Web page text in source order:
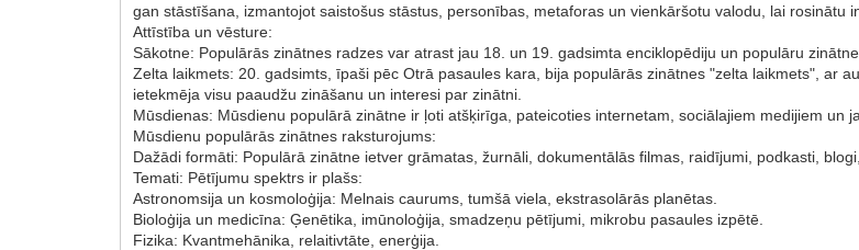
gan stāstīšana, izmantojot saistošus stāstus, personības, metaforas un vienkāršotu valodu, lai rosinātu
Attīstība un vēsture:
Sākotne: Populārās zinātnes radzes var atrast jau 18. un 19. gadsimta enciklopēdiju un populāru
Zelta laikmets: 20. gadsimts, īpaši pēc Otrā pasaules kara, bija populārās zinātnes "zelta laikmets", ar
ietekmēja visu paaudžu zināšanu un interesi par zinātni.
Mūsdienas: Mūsdienu populārā zinātne ir ļoti atšķirīga, pateicoties internetam, sociālajiem medijiem un
Mūsdienu populārās zinātnes raksturojums:
Dažādi formāti: Populārā zinātne ietver grāmatas, žurnāli, dokumentālās filmas, raidījumi, podkasti,
Temati: Pētījumu spektrs ir plašs:
Astronomsija un kosmoloģija: Melnais caurums, tumšā viela, ekstrasolārās planētas.
Bioloģija un medicīna: Ģenētika, imūnoloģija, smadzeņu pētījumi, mikrobu pasaules izpētē.
Fizika: Kvantmehānika, relaitivtāte, enerģija.